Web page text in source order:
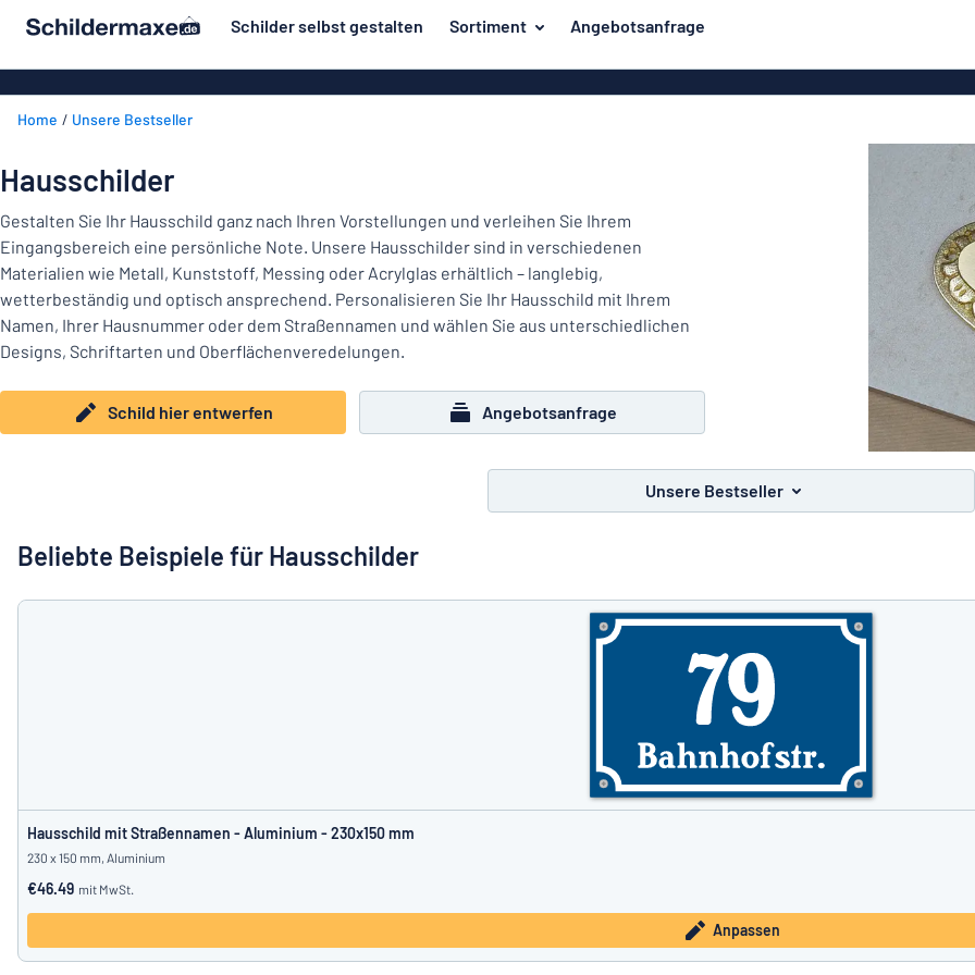
springen Schilder selbst gestalten Sortiment Angebotsanfrage
Herstellung
Haus und Heim
Kennzeichnung
Namensschilder
Aufkleber
Verkehr und Fahrzeuge
Industrie und Fertigung
Büro & Arbeitsplatz
Magnetschilder
Holzschilder
Messingschilder
Aufkleber
Roll-Up Banner
Plakate
Klebebuchstaben
Aluminiumschilder im
Emaillestil
Aluminiumverbund-
Schilder
Das Gesuchte nicht gefunden? Schild hier entwerfen
Unsere
Bestseller
Material
Herstellung
Haus
und
Kennzeichnung
Angebotsanfrage
Einloggen
zum
entwerfen
Home Unsere Bestseller
Hausschilder
Gestalten Sie Ihr Hausschild ganz nach Ihren Vorstellungen und verleihen Sie Ihrem
Eingangsbereich eine persönliche Note. Unsere Hausschilder sind in verschiedenen
Materialien wie Metall, Kunststoff, Messing oder Acrylglas erhältlich – langlebig,
wetterbeständig und optisch ansprechend. Personalisieren Sie Ihr Hausschild mit Ihrem
Namen, Ihrer Hausnummer oder dem Straßennamen und wählen Sie aus unterschiedlichen
Designs, Schriftarten und Oberflächenveredelungen.
Schild hier entwerfen Angebotsanfrage
Unsere Bestseller
Beliebte Beispiele für Hausschilder
Hausschild mit Straßennamen - Aluminium - 230x150 mm
230 x 150 mm, Aluminium
€46.49 mit MwSt.
Anpassen